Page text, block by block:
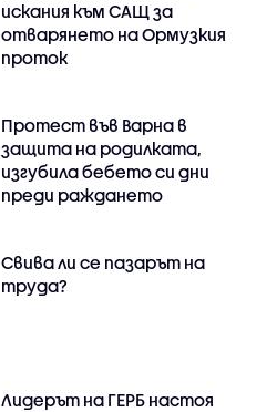
искания към САЩ за
отварянето на Ормузкия
проток
Протест във Варна в
защита на родилката,
изгубила бебето си дни
преди раждането
Свива ли се пазарът на
труда?
Лидерът на ГЕРБ настоя